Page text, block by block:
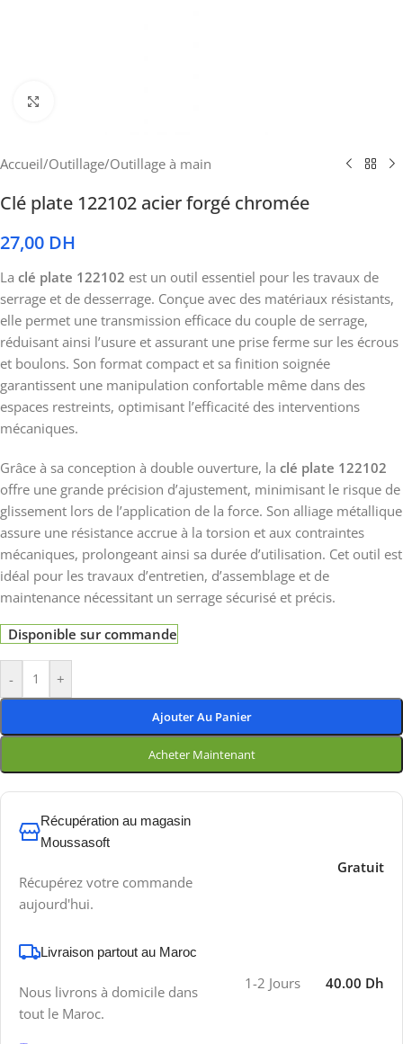
Accueil/Outillage/Outillage à main
Clé plate 122102 acier forgé chromée
27,00 DH
La clé plate 122102 est un outil essentiel pour les travaux de
serrage et de desserrage. Conçue avec des matériaux résistants,
elle permet une transmission efficace du couple de serrage,
réduisant ainsi l’usure et assurant une prise ferme sur les écrous
et boulons. Son format compact et sa finition soignée
garantissent une manipulation confortable même dans des
espaces restreints, optimisant l’efficacité des interventions
mécaniques.
Grâce à sa conception à double ouverture, la clé plate 122102
offre une grande précision d’ajustement, minimisant le risque de
glissement lors de l’application de la force. Son alliage métallique
assure une résistance accrue à la torsion et aux contraintes
mécaniques, prolongeant ainsi sa durée d’utilisation. Cet outil est
idéal pour les travaux d’entretien, d’assemblage et de
maintenance nécessitant un serrage sécurisé et précis.
Disponible sur commande
- +
Ajouter Au Panier
Acheter Maintenant
Récupération au magasin
Moussasoft
Récupérez votre commande
aujourd'hui.
Gratuit
Livraison partout au Maroc
Nous livrons à domicile dans
tout le Maroc.
1-2 Jours 40.00 Dh